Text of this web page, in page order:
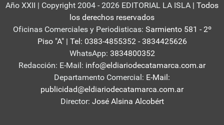
Año XXII | Copyright 2004 - 2026 EDITORIAL LA ISLA | Todos
los derechos reservados
Oficinas Comerciales y Periodisticas: Sarmiento 581 - 2º
Piso "A" | Tel: 0383-4855352 - 3834425626
WhatsApp: 3834800352
Redacción: E-Mail: info@eldiariodecatamarca.com.ar
Departamento Comercial: E-Mail:
publicidad@eldiariodecatamarca.com.ar
Director: José Alsina Alcobért